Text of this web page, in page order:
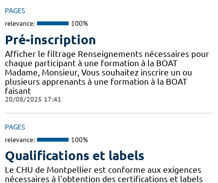
PAGES
relevance: 100%
Pré-inscription
Afficher le filtrage Renseignements nécessaires pour
chaque participant à une formation à la BOAT
Madame, Monsieur, Vous souhaitez inscrire un ou
plusieurs apprenants à une formation à la BOAT
faisant
20/08/2025 17:41
PAGES
relevance: 100%
Qualifications et labels
Le CHU de Montpellier est conforme aux exigences
nécessaires à l'obtention des certifications et labels